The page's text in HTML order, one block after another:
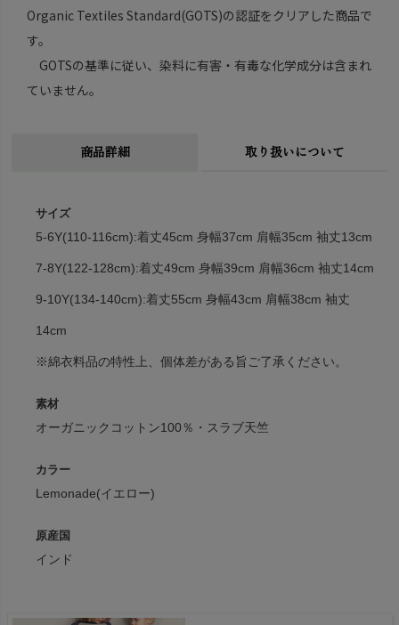
Organic Textiles Standard(GOTS)の認証をクリアした商品で
す。
GOTSの基準に従い、染料に有害・有毒な化学成分は含まれ
ていません。
商品詳細 取り扱いについて
サイズ
5-6Y(110-116cm):着丈45cm 身幅37cm 肩幅35cm 袖丈13cm
7-8Y(122-128cm):着丈49cm 身幅39cm 肩幅36cm 袖丈14cm
9-10Y(134-140cm):着丈55cm 身幅43cm 肩幅38cm 袖丈
14cm
※綿衣料品の特性上、個体差がある旨ご了承ください。
素材
オーガニックコットン100％・スラブ天竺
カラー
Lemonade(イエロー)
原産国
インド